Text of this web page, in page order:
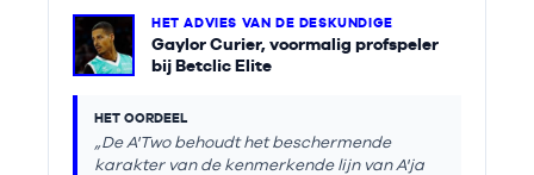
HET ADVIES VAN DE DESKUNDIGE
Gaylor Curier, voormalig profspeler
bij Betclic Elite
HET OORDEEL
„De A'Two behoudt het beschermende
karakter van de kenmerkende lijn van A'ja